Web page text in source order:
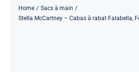
Home
Sacs à main
Stella McCartney – Cabas à rabat Falabella,